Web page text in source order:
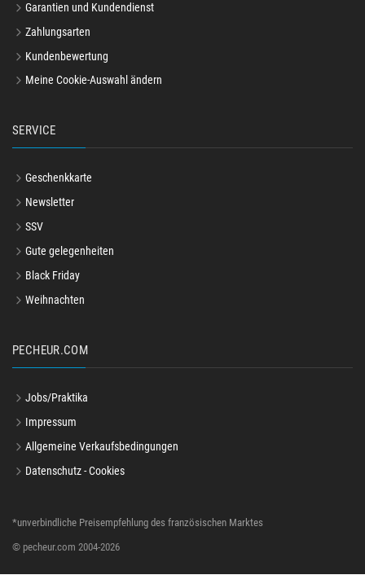
Garantien und Kundendienst
Zahlungsarten
Kundenbewertung
Meine Cookie-Auswahl ändern
SERVICE
Geschenkkarte
Newsletter
SSV
Gute gelegenheiten
Black Friday
Weihnachten
PECHEUR.COM
Jobs/Praktika
Impressum
Allgemeine Verkaufsbedingungen
Datenschutz - Cookies
*unverbindliche Preisempfehlung des französischen Marktes
© pecheur.com 2004-2026